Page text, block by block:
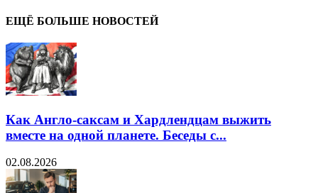
ЕЩЁ БОЛЬШЕ НОВОСТЕЙ
Как Англо-саксам и Хардлендцам выжить
вместе на одной планете. Беседы с...
02.08.2026